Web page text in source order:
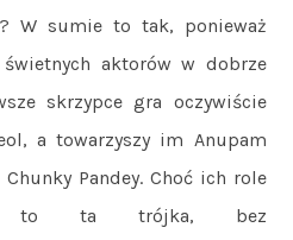
W sumie to tak, ponieważ
aktorów w dobrze
skrzypce gra oczywiście
a towarzyszy im Anupam
Pandey. Choć ich role
to ta trójka, bez